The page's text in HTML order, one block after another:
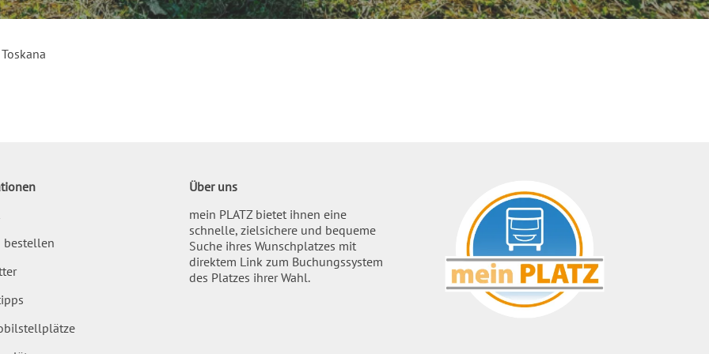
bestellen
Über uns
mein PLATZ bietet ihnen eine
schnelle, zielsichere und bequeme
Suche ihres Wunschplatzes mit
direktem Link zum Buchungssystem
des Platzes ihrer Wahl.